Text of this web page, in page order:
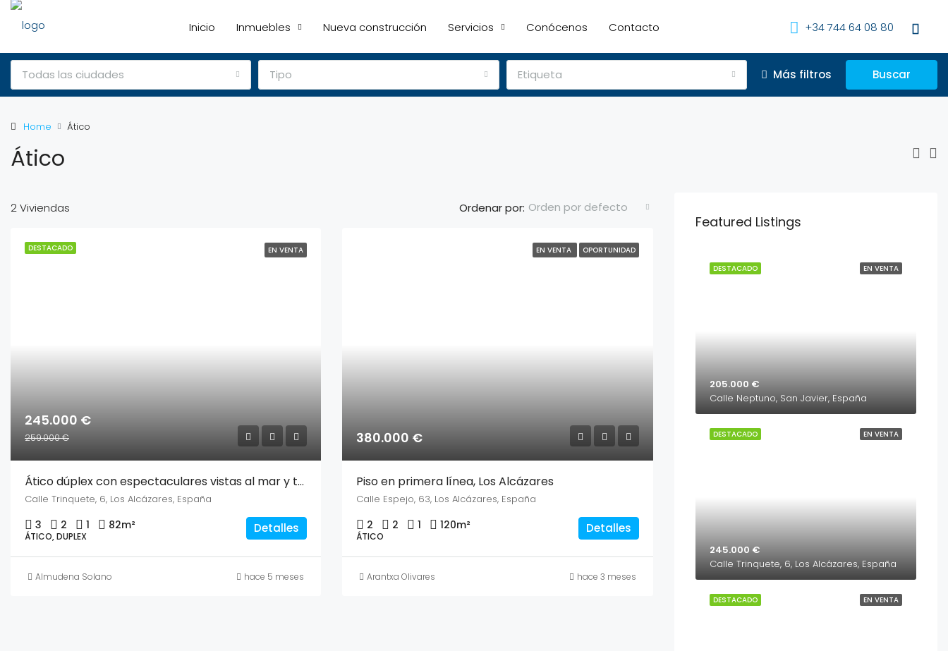
Inicio Inmuebles Nueva construcción Servicios Conócenos Contacto +34 744 64 08 80
Todas las ciudades Tipo Etiqueta Más filtros Buscar
Home Ático
Ático
2 Viviendas Ordenar por: Orden por defecto
DESTACADO EN VENTA
245.000 €
259.000 €
Ático dúplex con espectaculares vistas al mar y terrazas – Urbanización Nueva Ribera, acceso directo a la playa
Calle Trinquete, 6, Los Alcázares, España
3 2 1 82m²
ÁTICO, DUPLEX
Detalles
Almudena Solano hace 5 meses
EN VENTA OPORTUNIDAD
380.000 €
Piso en primera línea, Los Alcázares
Calle Espejo, 63, Los Alcázares, España
2 2 1 120m²
ÁTICO
Detalles
Arantxa Olivares hace 3 meses
Featured Listings
EN VENTA
DESTACADO
205.000 €
Calle Neptuno, San Javier, España
EN VENTA
DESTACADO
245.000 €
Calle Trinquete, 6, Los Alcázares, España
EN VENTA
DESTACADO